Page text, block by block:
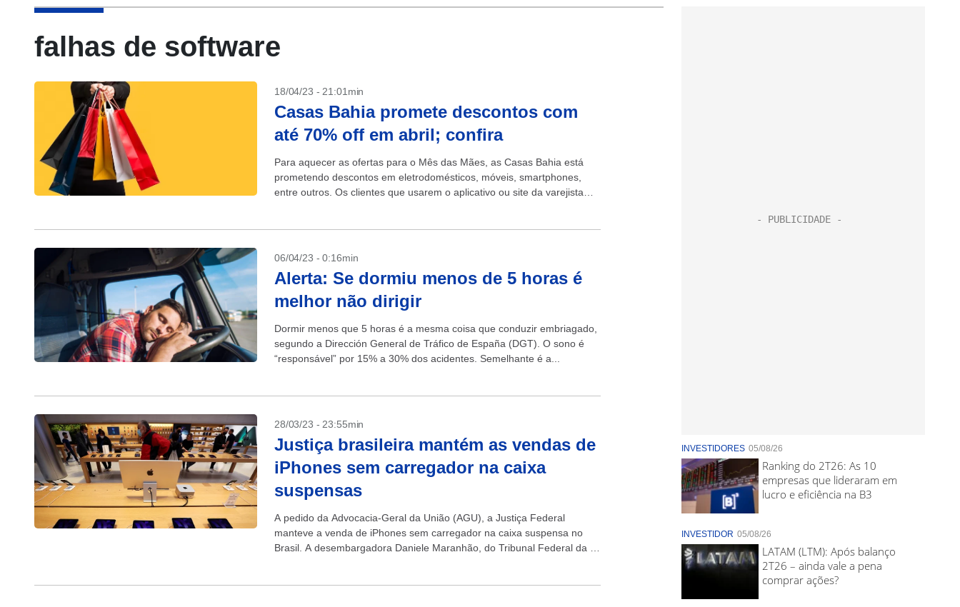
falhas de software
18/04/23 - 21:01min
Casas Bahia promete descontos com
até 70% off em abril; confira
Para aquecer as ofertas para o Mês das Mães, as Casas Bahia está
prometendo descontos em eletrodomésticos, móveis, smartphones,
entre outros. Os clientes que usarem o aplicativo ou site da varejista
06/04/23 - 0:16min
Alerta: Se dormiu menos de 5 horas é
melhor não dirigir
Dormir menos que 5 horas é a mesma coisa que conduzir embriagado,
segundo a Dirección General de Tráfico de España (DGT). O sono é
“responsável” por 15% a 30% dos acidentes. Semelhante é a...
28/03/23 - 23:55min
Justiça brasileira mantém as vendas de
iPhones sem carregador na caixa
suspensas
A pedido da Advocacia-Geral da União (AGU), a Justiça Federal
manteve a venda de iPhones sem carregador na caixa suspensa no
Brasil. A desembargadora Daniele Maranhão, do Tribunal Federal da 1ª
INVESTIDORES 05/08/26
Ranking do 2T26: As 10
empresas que lideraram em
lucro e eficiência na B3
INVESTIDOR 05/08/26
LATAM (LTM): Após balanço
2T26 – ainda vale a pena
comprar ações?